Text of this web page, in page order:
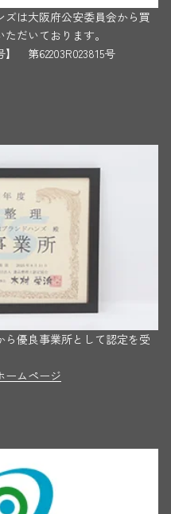
は大阪府公安委員会から買
だいております。
】 第62203R023815号
優良事業所として認定を受
ームページ